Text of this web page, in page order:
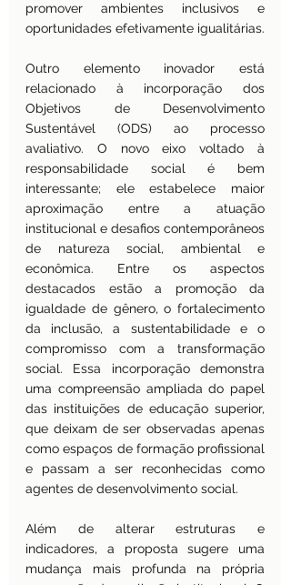
promover ambientes inclusivos e
oportunidades efetivamente igualitárias.
Outro elemento inovador está
relacionado à incorporação dos
Objetivos de Desenvolvimento
Sustentável (ODS) ao processo
avaliativo. O novo eixo voltado à
responsabilidade social é bem
interessante; ele estabelece maior
aproximação entre a atuação
institucional e desafios contemporâneos
de natureza social, ambiental e
econômica. Entre os aspectos
destacados estão a promoção da
igualdade de gênero, o fortalecimento
da inclusão, a sustentabilidade e o
compromisso com a transformação
social. Essa incorporação demonstra
uma compreensão ampliada do papel
das instituições de educação superior,
que deixam de ser observadas apenas
como espaços de formação profissional
e passam a ser reconhecidas como
agentes de desenvolvimento social.
Além de alterar estruturas e
indicadores, a proposta sugere uma
mudança mais profunda na própria